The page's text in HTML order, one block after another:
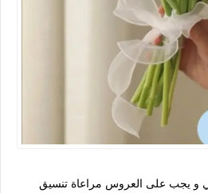
و يجب على العروس مراعاة تنسيق